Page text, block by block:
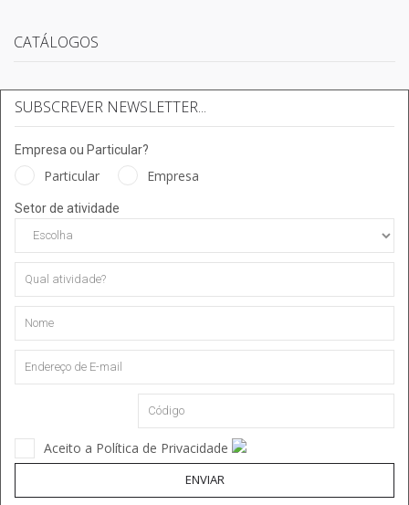
CATÁLOGOS
SUBSCREVER NEWSLETTER...
Empresa ou Particular?
Particular Empresa
Setor de atividade
Aceito a Política de Privacidade
ENVIAR